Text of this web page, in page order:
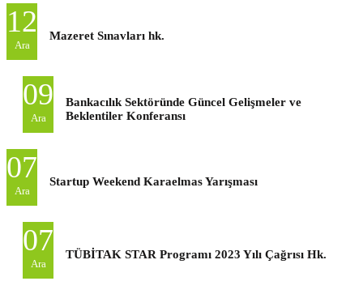
12
Ara
Mazeret Sınavları hk.
09
Ara
Bankacılık Sektöründe Güncel Gelişmeler ve
Beklentiler Konferansı
07
Ara
Startup Weekend Karaelmas Yarışması
07
Ara
TÜBİTAK STAR Programı 2023 Yılı Çağrısı Hk.